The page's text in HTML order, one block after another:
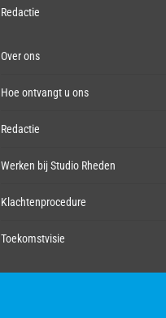
Redactie
Over ons
Hoe ontvangt u ons
Redactie
Werken bij Studio Rheden
Klachtenprocedure
Toekomstvisie